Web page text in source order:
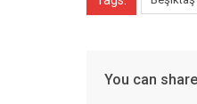
You can